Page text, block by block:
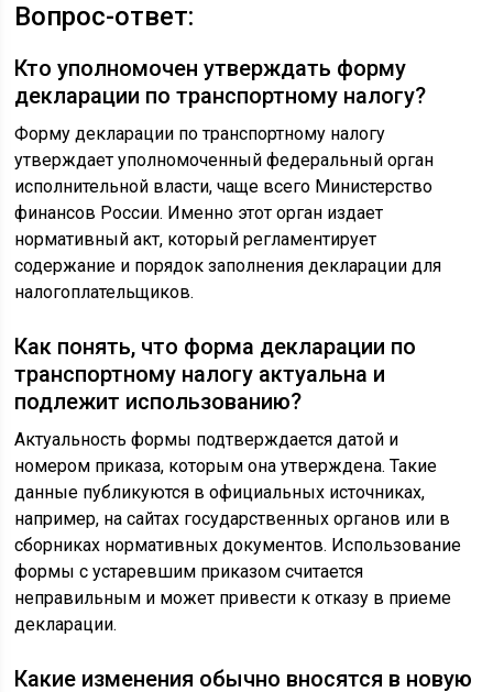
Вопрос-ответ:
Кто уполномочен утверждать форму
декларации по транспортному налогу?
Форму декларации по транспортному налогу
утверждает уполномоченный федеральный орган
исполнительной власти, чаще всего Министерство
финансов России. Именно этот орган издает
нормативный акт, который регламентирует
содержание и порядок заполнения декларации для
налогоплательщиков.
Как понять, что форма декларации по
транспортному налогу актуальна и
подлежит использованию?
Актуальность формы подтверждается датой и
номером приказа, которым она утверждена. Такие
данные публикуются в официальных источниках,
например, на сайтах государственных органов или в
сборниках нормативных документов. Использование
формы с устаревшим приказом считается
неправильным и может привести к отказу в приеме
декларации.
Какие изменения обычно вносятся в новую